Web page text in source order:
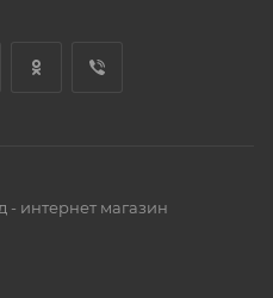
- интернет магазин